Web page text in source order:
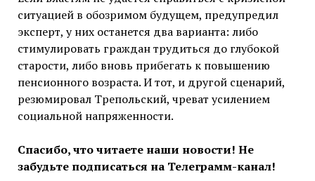
ситуацией в обозримом будущем, предупредил
эксперт, у них останется два варианта: либо
стимулировать граждан трудиться до глубокой
старости, либо вновь прибегать к повышению
пенсионного возраста. И тот, и другой сценарий,
резюмировал Трепольский, чреват усилением
социальной напряженности.
Спасибо, что читаете наши новости! Не
забудьте подписаться на Телеграмм-канал!